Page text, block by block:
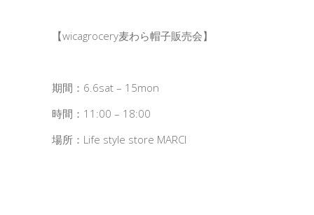
【wicagrocery麦わら帽子販売会】
期間：6.6sat – 15mon
時間：11:00 – 18:00
場所：Life style store MARCI